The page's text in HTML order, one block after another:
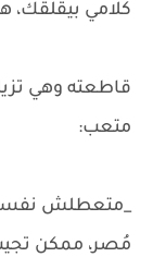
كلامي
قاطعته وهي
متعب:
_متعطلش
مُصر، ممكن